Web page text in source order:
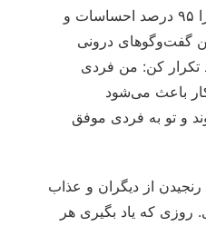
درونی‌ات را تغییر دهی. زیرا ۹۵ درصد احساسات و
گفت‌وگوهای درونی
تکرار کن: من فردی
باعث می‌شود
و تو به فردی موفق
از دیگران و عذاب
روزی که یاد بگیری هر